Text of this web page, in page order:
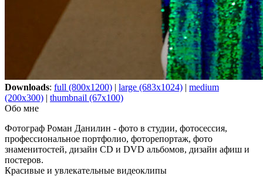
Downloads: full (800x1200) | large (683x1024) | medium
(200x300) | thumbnail (67x100)
Обо мне
Фотограф Роман Данилин - фото в студии, фотосессия,
профессиональное портфолио, фоторепортаж, фото
знаменитостей, дизайн CD и DVD альбомов, дизайн афиш и
постеров.
Красивые и увлекательные видеоклипы